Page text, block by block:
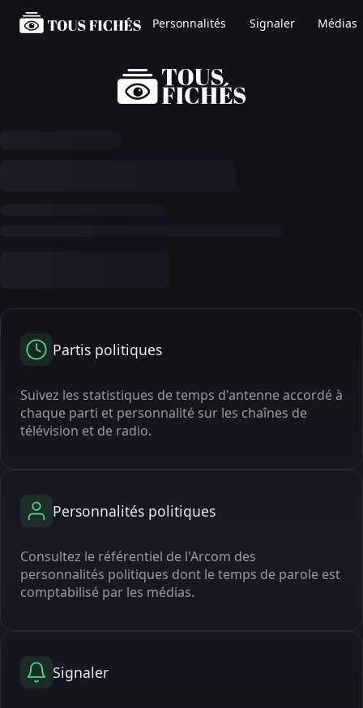
Personnalités Signaler Médias
Partis politiques
Suivez les statistiques de temps d'antenne accordé à
chaque parti et personnalité sur les chaînes de
télévision et de radio.
Personnalités politiques
Consultez le référentiel de l'Arcom des
personnalités politiques dont le temps de parole est
comptabilisé par les médias.
Signaler